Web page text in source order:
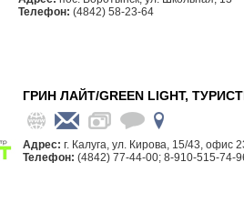
Телефон: (4842) 58-23-64
ГРИН ЛАЙТ/GREEN LIGHT,
Адрес: г. Калуга, ул. Кирова, 15/43, офис
Телефон: (4842) 77-44-00; 8-910-515-74-